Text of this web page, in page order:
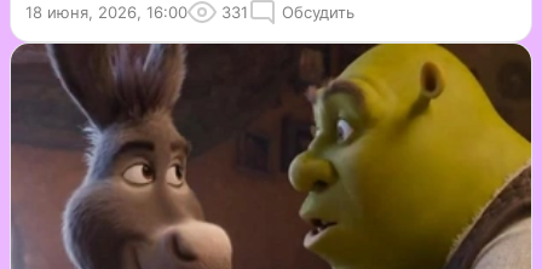
18 июня, 2026, 16:00 331 Обсудить